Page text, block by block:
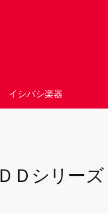
イシバシ楽器
Ｄシリー